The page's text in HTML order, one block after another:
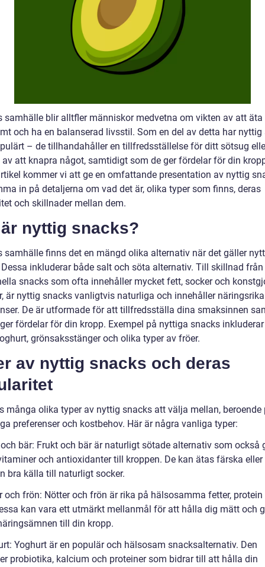
samhälle blir alltfler människor medvetna om vikten av att äta
och ha en balanserad livsstil. Som en del av detta har nyttig
– de tillhandahåller en tillfredsställelse för ditt sötsug
av att knapra något, samtidigt som de ger fördelar för din
kommer vi att ge en omfattande presentation av nyttig
in på detaljerna om vad det är, olika typer som finns, deras
och skillnader mellan dem.
nyttig snacks?
samhälle finns det en mängd olika alternativ när det gäller
inkluderar både salt och söta alternativ. Till skillnad från
snacks som ofta innehåller mycket fett, socker och
är nyttig snacks vanligtvis naturliga och innehåller näringsrika
De är utformade för att tillfredsställa dina smaksinnen
fördelar för din kropp. Exempel på nyttiga snacks
grönsaksstänger och olika typer av fröer.
av nyttig snacks och deras
många olika typer av nyttig snacks att välja mellan, beroende
preferenser och kostbehov. Här är några vanliga typer:
bär: Frukt och bär är naturligt sötade alternativ som också
och antioxidanter till kroppen. De kan ätas färska eller
bra källa till naturligt socker.
och frön: Nötter och frön är rika på hälsosamma fetter, protein
kan vara ett utmärkt mellanmål för att hålla dig mätt och
till din kropp.
Yoghurt är en populär och hälsosam snacksalternativ. Den
probiotika, kalcium och proteiner som bidrar till att hålla din